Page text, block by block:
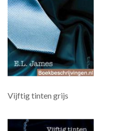
Vijftig tinten grijs